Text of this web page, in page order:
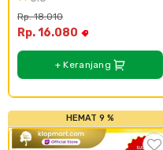
Rp. 18.010
Rp. 16.080
+ Keranjang
HEMAT 9 %